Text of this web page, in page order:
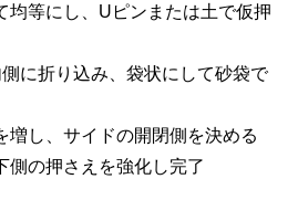
均等にし、Uピンまたは土で仮押
に折り込み、袋状にして砂袋で
増し、サイドの開閉側を決める
側の押さえを強化し完了